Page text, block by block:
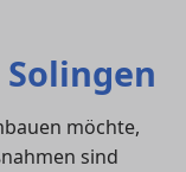
möchte,
sind